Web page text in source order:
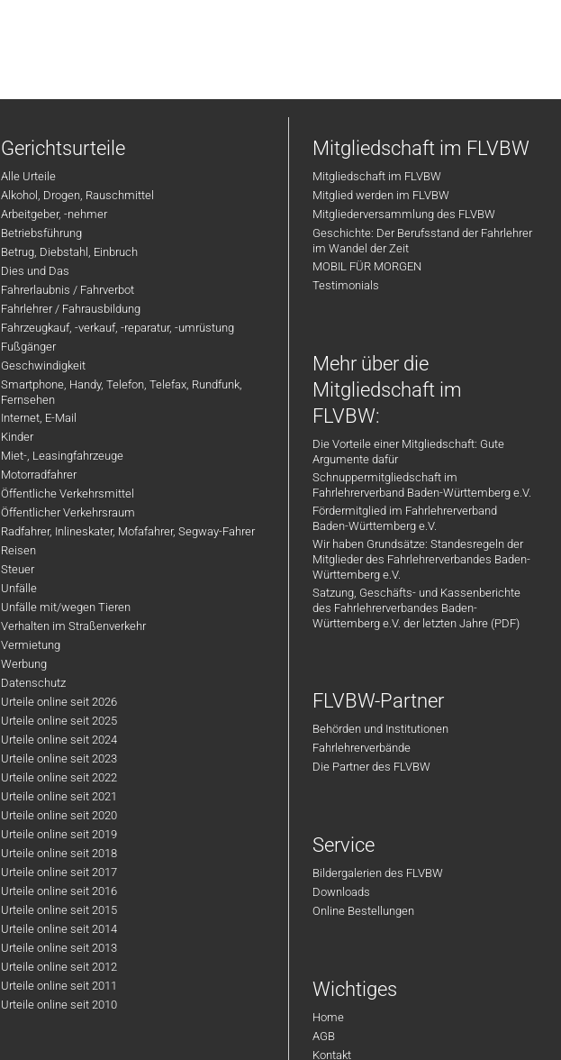
Gerichtsurteile
Alle Urteile
Alkohol, Drogen, Rauschmittel
Arbeitgeber, -nehmer
Betriebsführung
Betrug, Diebstahl, Einbruch
Dies und Das
Fahrerlaubnis / Fahrverbot
Fahrlehrer / Fahrausbildung
Fahrzeugkauf, -verkauf, -reparatur, -umrüstung
Fußgänger
Geschwindigkeit
Smartphone, Handy, Telefon, Telefax, Rundfunk,
Fernsehen
Internet, E-Mail
Kinder
Miet-, Leasingfahrzeuge
Motorradfahrer
Öffentliche Verkehrsmittel
Öffentlicher Verkehrsraum
Radfahrer, Inlineskater, Mofafahrer, Segway-Fahrer
Reisen
Steuer
Unfälle
Unfälle mit/wegen Tieren
Verhalten im Straßenverkehr
Vermietung
Werbung
Datenschutz
Urteile online seit 2026
Urteile online seit 2025
Urteile online seit 2024
Urteile online seit 2023
Urteile online seit 2022
Urteile online seit 2021
Urteile online seit 2020
Urteile online seit 2019
Urteile online seit 2018
Urteile online seit 2017
Urteile online seit 2016
Urteile online seit 2015
Urteile online seit 2014
Urteile online seit 2013
Urteile online seit 2012
Urteile online seit 2011
Urteile online seit 2010
Mitgliedschaft im FLVBW
Mitgliedschaft im FLVBW
Mitglied werden im FLVBW
Mitgliederversammlung des FLVBW
Geschichte: Der Berufsstand der Fahrlehrer
im Wandel der Zeit
MOBIL FÜR MORGEN
Testimonials
Mehr über die
Mitgliedschaft im
FLVBW:
Die Vorteile einer Mitgliedschaft: Gute
Argumente dafür
Schnuppermitgliedschaft im
Fahrlehrerverband Baden-Württemberg e.V.
Fördermitglied im Fahrlehrerverband
Baden-Württemberg e.V.
Wir haben Grundsätze: Standesregeln der
Mitglieder des Fahrlehrerverbandes Baden-
Württemberg e.V.
Satzung, Geschäfts- und Kassenberichte
des Fahrlehrerverbandes Baden-
Württemberg e.V. der letzten Jahre (PDF)
FLVBW-Partner
Behörden und Institutionen
Fahrlehrerverbände
Die Partner des FLVBW
Service
Bildergalerien des FLVBW
Downloads
Online Bestellungen
Wichtiges
Home
AGB
Kontakt